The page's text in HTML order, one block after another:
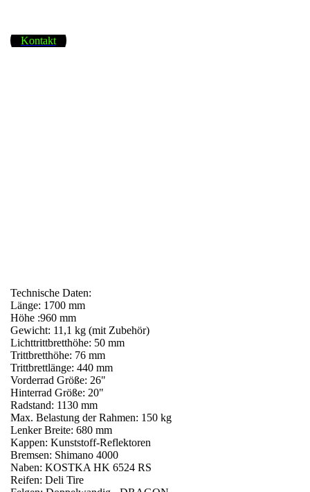
Kontakt
Technische Daten:
Länge: 1700 mm
Höhe :960 mm
Gewicht: 11,1 kg (mit Zubehör)
Lichttrittbretthöhe: 50 mm
Trittbretthöhe: 76 mm
Trittbrettlänge: 440 mm
Vorderrad Größe: 26"
Hinterrad Größe: 20"
Radstand: 1130 mm
Max. Belastung der Rahmen: 150 kg
Lenker Breite: 680 mm
Kappen: Kunststoff-Reflektoren
Bremsen: Shimano 4000
Naben: KOSTKA HK 6524 RS
Reifen: Deli Tire